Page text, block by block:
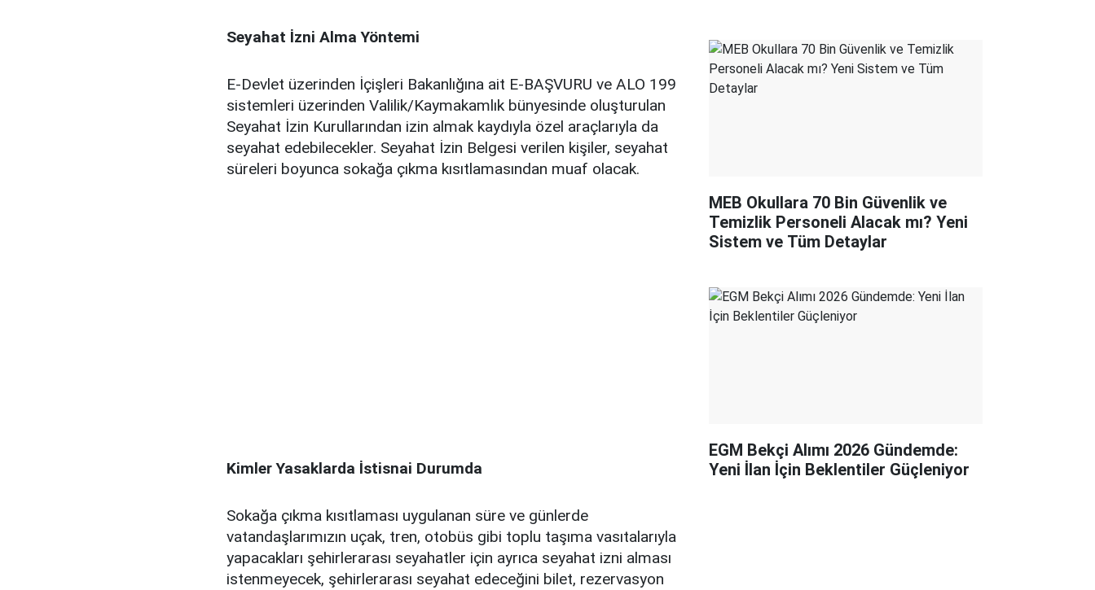
Seyahat İzni Alma Yöntemi
E-Devlet üzerinden İçişleri Bakanlığına ait E-BAŞVURU ve ALO 199
sistemleri üzerinden Valilik/Kaymakamlık bünyesinde oluşturulan
Seyahat İzin Kurullarından izin almak kaydıyla özel araçlarıyla da
seyahat edebilecekler. Seyahat İzin Belgesi verilen kişiler, seyahat
süreleri boyunca sokağa çıkma kısıtlamasından muaf olacak.
Kimler Yasaklarda İstisnai Durumda
Sokağa çıkma kısıtlaması uygulanan süre ve günlerde
vatandaşlarımızın uçak, tren, otobüs gibi toplu taşıma vasıtalarıyla
yapacakları şehirlerarası seyahatler için ayrıca seyahat izni alması
istenmeyecek, şehirlerarası seyahat edeceğini bilet, rezervasyon
MEB Okullara 70 Bin Güvenlik ve
Temizlik Personeli Alacak mı? Yeni
Sistem ve Tüm Detaylar
EGM Bekçi Alımı 2026 Gündemde:
Yeni İlan İçin Beklentiler Güçleniyor